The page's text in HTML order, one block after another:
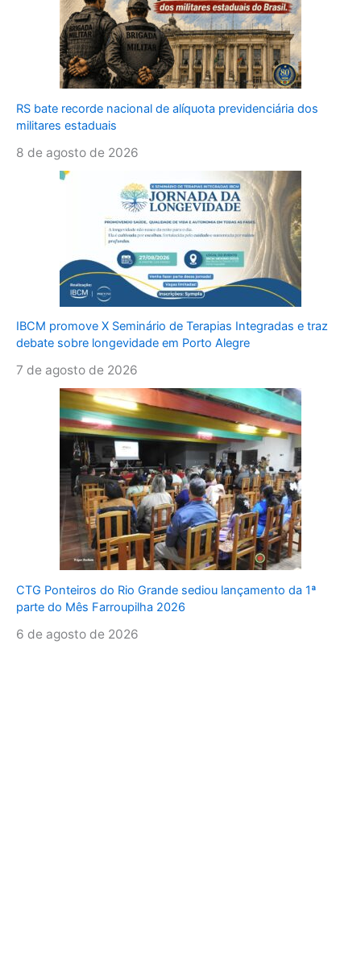
RS bate recorde nacional de alíquota previdenciária dos
militares estaduais
8 de agosto de 2026
IBCM promove X Seminário de Terapias Integradas e traz
debate sobre longevidade em Porto Alegre
7 de agosto de 2026
CTG Ponteiros do Rio Grande sediou lançamento da 1ª
parte do Mês Farroupilha 2026
6 de agosto de 2026